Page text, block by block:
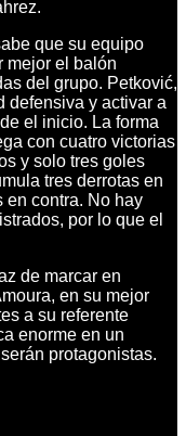
que su equipo
mejor el balón
del grupo. Petković,
defensiva y activar a
el inicio. La forma
con cuatro victorias
y solo tres goles
tres derrotas en
en contra. No hay
por lo que el
de marcar en
en su mejor
a su referente
enorme en un
protagonistas.